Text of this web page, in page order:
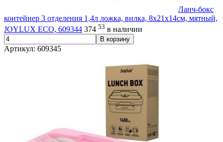
Ланч-бокс
контейнер 3 отделения 1,4л ложка, вилка, 8х21х14см, мятный,
JOYLUX ECO, 609344 374 53 в наличии
В корзину
Артикул: 609345